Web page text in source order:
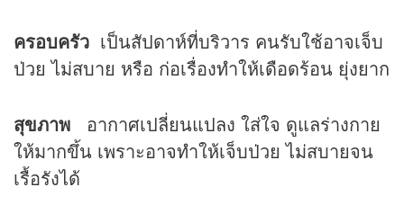
ครอบครัว เป็นสัปดาห์ที่บริวาร คนรับใช้อาจเจ็บ
ป่วย ไม่สบาย หรือ ก่อเรื่องทำให้เดือดร้อน ยุ่งยาก
สุขภาพ
อากาศเปลี่ยนแปลง ใส่ใจ ดูแลร่างกาย
ให้มากขึ้น เพราะอาจทำให้เจ็บป่วย ไม่สบายจน
เรื้อรังได้